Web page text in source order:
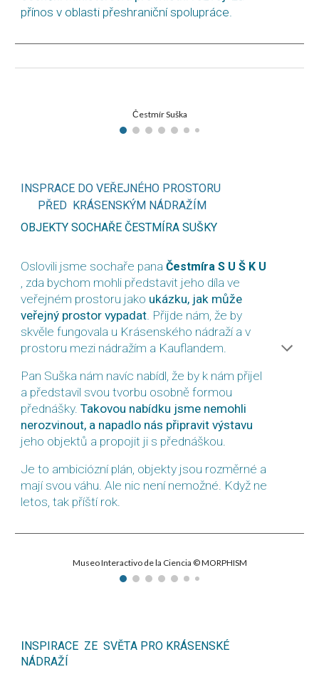
přínos v oblasti přeshraniční spolupráce.
Čestmír Suška
INSPRACE DO VEŘEJNÉHO PROSTORU
PŘED KRÁSENSKÝM NÁDRAŽÍM
OBJEKTY SOCHAŘE ČESTMÍRA SUŠKY
Oslovili jsme sochaře panaČestmíra S U Š K U
, zda bychom mohli představit jeho díla ve
veřejném prostoru jako ukázku, jak může
veřejný prostor vypadat. Přijde nám, že by
skvěle fungovala u Krásenského nádraží a v
prostoru mezi nádražím a Kauflandem.
Pan Suška nám navíc nabídl, že by k nám přijel
a představil svou tvorbu osobně formou
přednášky.Takovou nabídku jsme nemohli
nerozvinout, a napadlo nás připravit výstavu
jeho objektů a propojit ji s přednáškou.
Je to ambiciózní plán, objekty jsou rozměrné a
mají svou váhu. Ale nic není nemožné. Když ne
letos, tak příští rok.
Museo Interactivo de la Ciencia © MORPHISM
I NSPIRACE ZE SVĚTA PRO KRÁSENSKÉ
NÁDRAŽÍ